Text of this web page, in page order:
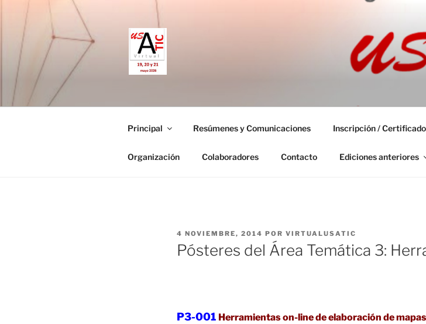
contenido
Principal Resúmenes y Comunicaciones Inscripción /
Organización Colaboradores Contacto Ediciones anteriores
PUBLICADO
EL
4 NOVIEMBRE, 2014 POR VIRTUALUSATIC
Pósteres del Área Temática 3:
P3-001 Herramientas on-line de elaboración de